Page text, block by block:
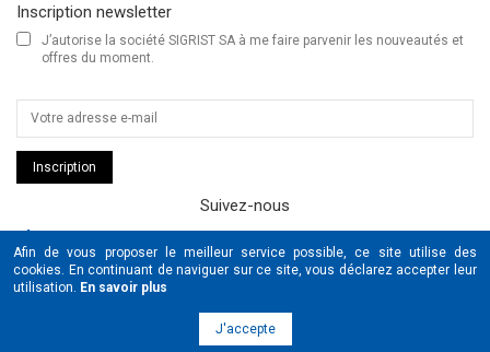
Inscription newsletter
J’autorise la société SIGRIST SA à me faire parvenir les nouveautés et
offres du moment.
Inscription
Suivez-nous
UNIBALL
POSCA
www.cOOmmunication.com&
Afin de vous proposer le meilleur service possible, ce site utilise des
cookies. En continuant de naviguer sur ce site, vous déclarez accepter leur
utilisation. En savoir plus
J'accepte